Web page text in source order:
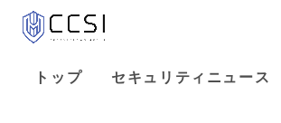
トップ セキュリティニュース